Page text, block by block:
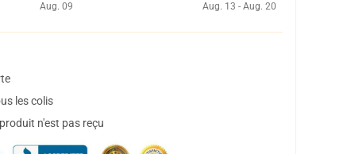
Aug. 09
Aug. 13 - Aug. 20
les colis
n'est pas reçu